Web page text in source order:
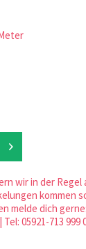
wir in der Regel
kommen
melde dich
05921-713 999